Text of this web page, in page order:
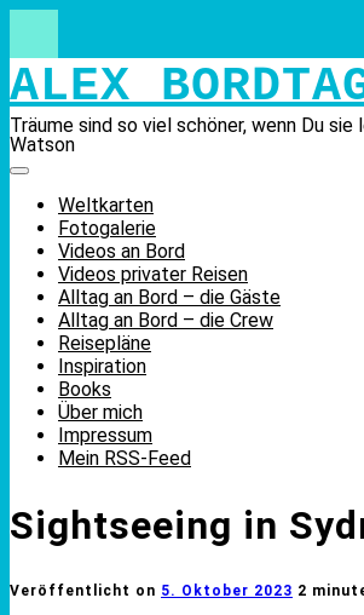
Skip
content
ALEX
Träume sind so viel schöner, wenn Du
Watson
Weltkarten
Fotogalerie
Videos an Bord
Videos privater Reisen
Alltag an Bord – die Gäste
Alltag an Bord – die Crew
Reisepläne
Inspiration
Books
Über mich
Impressum
Mein RSS-Feed
Sightseeing in
Veröffentlicht on 5. Oktober 2023 2